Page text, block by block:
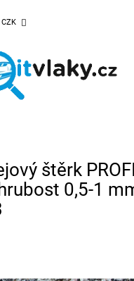
CZK
štěrk
0,5-1